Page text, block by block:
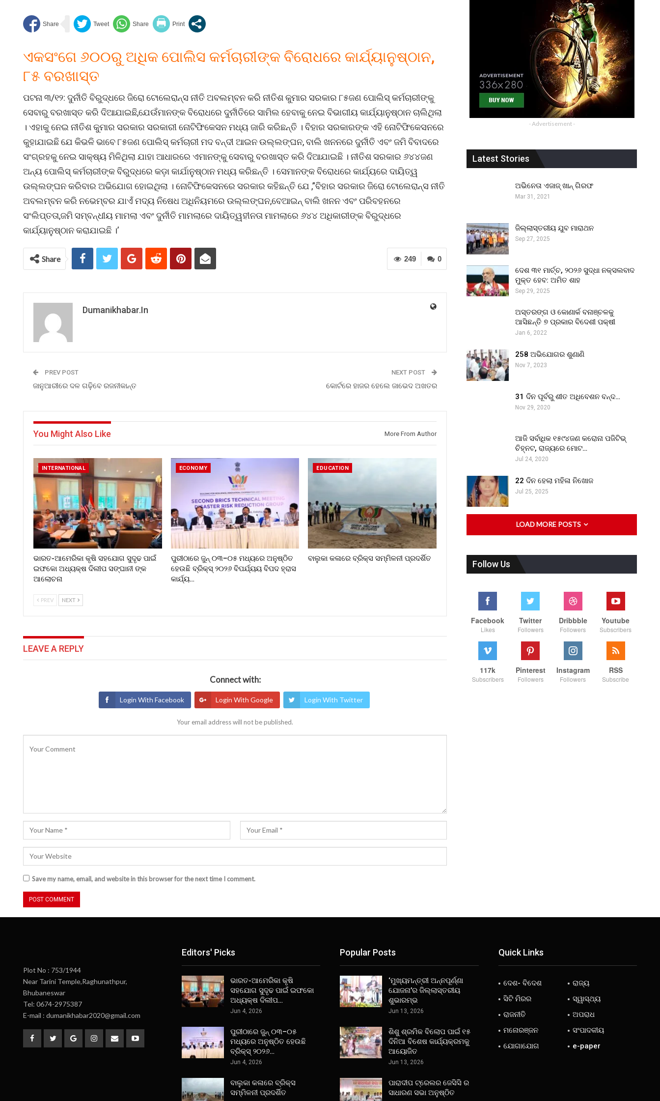
ଏକସଂଗେ ୬୦୦ରୁ ଅଧିକ ପୋଲିସ କର୍ମଚାରୀଙ୍କ ବିରୋଧରେ କାର୍ଯ୍ୟାନୁଷ୍ଠାନ,
୮୫ ବରଖାସ୍ତ
ପଟନା ୩/୧୨: ଦୁର୍ନୀତି ବିରୁଦ୍ଧରେ ଜିରୋ ଟୋଲେରାନ୍ସ ନୀତି ଅବଲମ୍ବନ କରି ନୀତିଶ କୁମାର ସରକାର ୮୫ଜଣ ପୋଲିସ୍ କର୍ମଚାରୀଙ୍କୁ
ସେବାରୁ ବରଖାସ୍ତ କରି ଦିଆଯାଇଛି,ଯେଉଁମାନଙ୍କ ବିରୋଧରେ ଦୁର୍ନୀତିରେ ସାମିଲ ହେବାକୁ ନେଇ ବିଭାଗୀୟ କାର୍ଯ୍ୟାନୁଷ୍ଠାନ ଚାଲିଥିଲା
। ଏହାକୁ ନେଇ ନୀତିଶ କୁମାର ସରକାର ସରକାରୀ ନୋଟିଫିକେସନ ମଧ୍ୟ ଜାରି କରିଛନ୍ତି । ବିହାର ସରକାରଙ୍କ ଏହି ନୋଟିଫିକେସନରେ
କୁହାଯାଇଛି ଯେ କିଭଳି ଭାବେ ୮୫ଜଣ ପୋଲିସ୍ କର୍ମଚାରୀ ମଦ ବନ୍ଦୀ ଆଇନ ଉଲ୍ଲଙ୍ଘନ, ବାଲି ଖନନରେ ଦୁର୍ନୀତି ଏବଂ ଜମି ବିବାଦରେ
ସଂଗ୍ରହକୁ ନେଇ ସାକ୍ଷ୍ୟ ମିଳିଥିଲା ଯାହା ଆଧାରରେ ଏମାନଙ୍କୁ ସେବାରୁ ବରଖାସ୍ତ କରି ଦିଆଯାଇଛି । ନୀତିଶ ସରକାର ୬୪୪ଜଣ
ଅନ୍ୟ ପୋଲିସ୍ କର୍ମଚାରୀଙ୍କ ବିରୁଦ୍ଧରେ କଡ଼ା କାର୍ଯାନୁଷ୍ଠାନ ମଧ୍ୟ କରିଛନ୍ତି । ସେମାନଙ୍କ ବିରୋଧରେ କାର୍ଯ୍ୟରେ ଦାୟିତ୍ୱ
ଉଲ୍ଲଙ୍ଘନ କରିବାର ଅଭିଯୋଗ ହୋଇଥିଲା । ନୋଟିଫିକେସନରେ ସରକାର କହିଛନ୍ତି ଯେ ,”ବିହାର ସରକାର ଜିରୋ ଟୋଲେରାନ୍ସ ନୀତି
ଅବଲମ୍ବନ କରି ନଭେମ୍ବର ଯାଏଁ ମଦ୍ୟ ନିଷେଧ ଅଧିନିୟମରେ ଉଲ୍ଲଙ୍ଘନ,ବେଆଇନ୍ ବାଲି ଖନନ ଏବଂ ପରିବହନରେ
ସଂଲିପ୍ତତା,ଜମି ସମ୍ବନ୍ଧୀୟ ମାମଲା ଏବଂ ଦୁର୍ନୀତି ମାମଲାରେ ଦାୟିତ୍ୱହୀନତା ମାମଲାରେ ୬୪୪ ଅଧିକାରୀଙ୍କ ବିରୁଦ୍ଧରେ
କାର୍ଯ୍ୟାନୁଷ୍ଠାନ କରାଯାଇଛି ।’
0
249
Share
Dumanikhabar.in
PREV POST
ଜାନୁଆରୀରେ ଦଳ ଗଢ଼ିବେ ରଜନୀକାନ୍ତ
NEXT POST
କୋର୍ଟରେ ହାଜର ହେଲେ ଜାଭେଦ ଅଖତର
You Might Also Like More From Author
INTERNATIONAL
ଭାରତ-ଆମେରିକା କୃଷି ସହଯୋଗ ସୁଦୃଢ ପାଇଁ
ଇଫକୋ ଅଧ୍ୟକ୍ଷ ଦିଲୀପ ସଙ୍ଘାନୀ ଙ୍କ
ଆଲୋଚନା
ECONOMY
ପୁରୀଠାରେ ଜୁନ୍ ୦୩–୦୫ ମଧ୍ୟରେ ଅନୁଷ୍ଠିତ
ହେଉଛି ବ୍ରିକ୍ସ୍ ୨୦୨୬ ବିପର୍ଯ୍ୟୟ ବିପଦ ହ୍ରାସ
କାର୍ଯ୍ୟ…
EDUCATION
ବାଲୁକା କଳାରେ ବ୍ରିକ୍ସ ସମ୍ମିଳନୀ ପ୍ରଦର୍ଶିତ
PREV NEXT
LEAVE A REPLY
Connect with:
Login With Facebook Login With Google Login With Twitter
Your email address will not be published.
Save my name, email, and website in this browser for the next time I comment.
- Advertisement -
Latest Stories
ଅଭିନେତା ଏଜାଜ୍ ଖାନ୍ ଗିରଫ
Mar 31, 2021
ଜିଲ୍ଲାସ୍ତରୀୟ ଯୁବ ମାରାଥନ
Sep 27, 2025
ଦେଶ ୩୧ ମାର୍ଚ୍ଚ, ୨୦୨୬ ସୁଦ୍ଧା ନକ୍ସଲବାଦ
ମୁକ୍ତ ହେବ: ଅମିତ ଶାହ
Sep 29, 2025
ଅସ୍ତରଙ୍ଗ ଓ କୋଣାର୍କ ବନାଞ୍ଚଳକୁ
ଆସିଛନ୍ତି ୭ ପ୍ରକାର ବିଦେଶୀ ପକ୍ଷୀ
Jan 6, 2022
258 ଅଭିଯୋଗର ଶୁଣାଣି
Nov 7, 2023
31 ଦିନ ପୂର୍ବରୁ ଶୀତ ଅଧିବେଶନ ବନ୍ଦ…
Nov 29, 2020
ଆଜି ସର୍ବାଧିକ ୧୫୯୪ଜଣ କରୋନା ପଜିଟିଭ୍
ଚିହ୍ନଟ, ରାଜ୍ୟରେ ମୋଟ…
Jul 24, 2020
22 ଦିନ ହେଲା ମହିଳା ନିଖୋଜ
Jul 25, 2025
LOAD MORE POSTS
Follow Us
Facebook
Likes
Twitter
Followers
Dribbble
Followers
Youtube
Subscribers
117k
Subscribers
Pinterest
Followers
Instagram
Followers
RSS
Subscribe
Plot No : 753/1944
Near Tarini Temple,Raghunathpur,
Bhubaneswar
Tel: 0674-2975387
E-mail : dumanikhabar2020@gmail.com
Editors' Picks
ଭାରତ-ଆମେରିକା କୃଷି
ସହଯୋଗ ସୁଦୃଢ ପାଇଁ ଇଫକୋ
ଅଧ୍ୟକ୍ଷ ଦିଲୀପ…
Jun 4, 2026
ପୁରୀଠାରେ ଜୁନ୍ ୦୩–୦୫
ମଧ୍ୟରେ ଅନୁଷ୍ଠିତ ହେଉଛି
ବ୍ରିକ୍ସ୍ ୨୦୨୬…
Jun 4, 2026
ବାଲୁକା କଳାରେ ବ୍ରିକ୍ସ
ସମ୍ମିଳନୀ ପ୍ରଦର୍ଶିତ
Popular Posts
‘ମୁଖ୍ୟମନ୍ତ୍ରୀ ଅନ୍ନପୂର୍ଣ୍ଣା
ଯୋଜନା’ର ଜିଲ୍ଲାସ୍ତରୀୟ
ଶୁଭାରମ୍ଭ
Jun 13, 2026
ଶିଶୁ ଶ୍ରମିକ ବିଲୋପ ପାଇଁ ୧୫
ଦିନିଆ ବିଶେଷ କାର୍ଯ୍ୟକ୍ରମକୁ
ଆୟୋଜିତ
Jun 13, 2026
ପାରାଦୀପ ଟ୍ରେଲର ଜେସିସି ର
ସାଧାରଣ ସଭା ଅନୁଷ୍ଠିତ
Quick Links
ଦେଶ- ବିଦେଶ
ରାଜ୍ୟ
ସିଟି ମିରର
ସ୍ୱାସ୍ଥ୍ୟ
ରାଜନୀତି
ଅପରାଧ
ମନୋରଞ୍ଜନ
ସଂପାଦକୀୟ
ଯୋଗାଯୋଗ
e-paper